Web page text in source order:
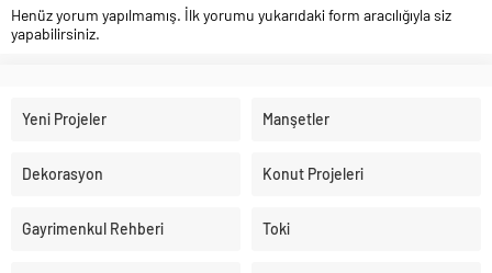
Henüz yorum yapılmamış. İlk yorumu yukarıdaki form aracılığıyla siz
yapabilirsiniz.
Yeni Projeler Manşetler
Dekorasyon Konut Projeleri
Gayrimenkul Rehberi Toki